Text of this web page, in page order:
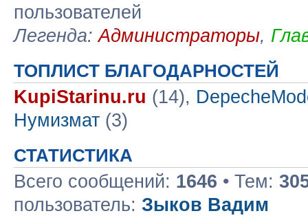
пользователей
Легенда:Администраторы,
ТОПЛИСТ БЛАГОДАРНОСТЕЙ
KupiStarinu.ru (14),
Нумизмат (3)
СТАТИСТИКА
Всего сообщений: 1646 • Тем:
пользователь: Зыков Вадим